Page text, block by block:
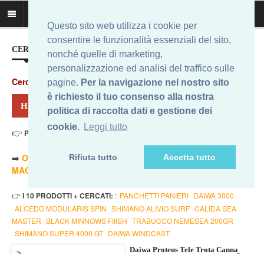
Questo sito web utilizza i cookie per
consentire le funzionalità essenziali del sito,
nonché quelle di marketing,
personalizzazione ed analisi del traffico sulle
pagine. Per la navigazione nel nostro sito
è richiesto il tuo consenso alla nostra
politica di raccolta dati e gestione dei
cookie. Leggi tutto
Rifiuta tutto Accetta tutto
CERCA IL MIGLIOR PREZZO...
Cerca
HAI CERCATO: DAIWA PROTEUS TROUT
👉 Prezzo Min. 49,99 Eur - Prezzo Max 49,99 Eur
➡️ ORDINA PER PREZZO MINORE
ORDINA PER PREZZO
MAGGIORE
- 🔥TUTTI
👉 I 10 PRODOTTI + CERCATI: : PANCHETTI PANIERI DAIWA 3000
ALCEDO MODULARIS SPIN SHIMANO ALIVIO SURF CALIDA SEA
MASTER BLACK MINNOWS FIIISH TRABUCCO NEMESEA 200GR
SHIMANO SUPER 4000 GT DAIWA WINDCAST
Daiwa Proteus Tele Trota Canna